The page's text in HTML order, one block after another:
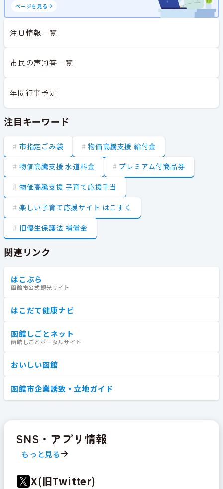
ページを見る
注目情報一覧
市民の声回答一覧
年間行事予定
注目キーワード
市指定ごみ袋 物価高騰支援 給付金
物価高騰支援 水道料金 プレミアム付商品券
物価高騰支援 子育て応援手当
楽しい子育て応援サイト はこすく
旧優生保護法 補償金
関連リンク
はこぶら
函館市公式観光サイト
はこだて健康ナビ
函館しごとネット
函館しごとポータルサイト
おいしい函館
函館市企業誘致・立地ガイド
SNS・アプリ情報
もっと見る
X(旧Twitter)